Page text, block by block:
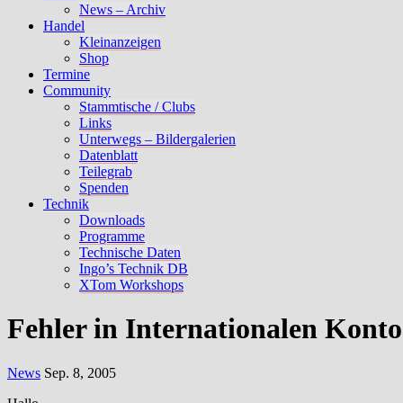
News – Archiv
Handel
Kleinanzeigen
Shop
Termine
Community
Stammtische / Clubs
Links
Unterwegs – Bildergalerien
Datenblatt
Teilegrab
Spenden
Technik
Downloads
Programme
Technische Daten
Ingo’s Technik DB
XTom Workshops
Fehler in Internationalen
News Sep. 8, 2005